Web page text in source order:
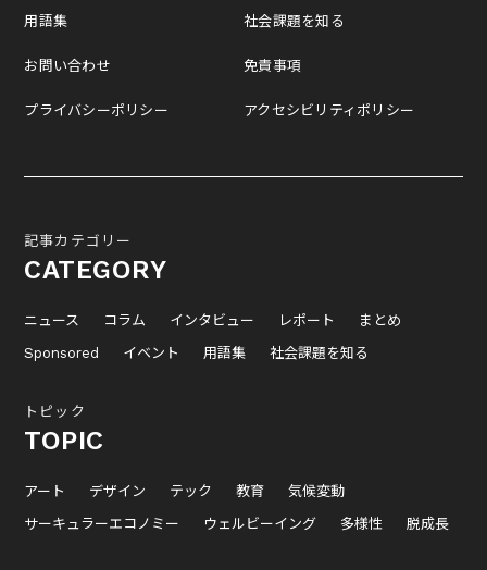
用語集
お問い合わせ
プライバシーポリシー
社会課題を知る
免責事項
アクセシビリティポリシー
記事カテゴリー
CATEGORY
ニュース コラム インタビュー レポート
まとめ
Sponsored
イベント 用語集 社会課題を知る
トピック
TOPIC
アート デザイン テック 教育
気候変動
サーキュラーエコノミー
ウェルビーイング 多様性 脱成長